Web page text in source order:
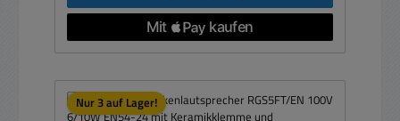
Nur 3 auf Lager!